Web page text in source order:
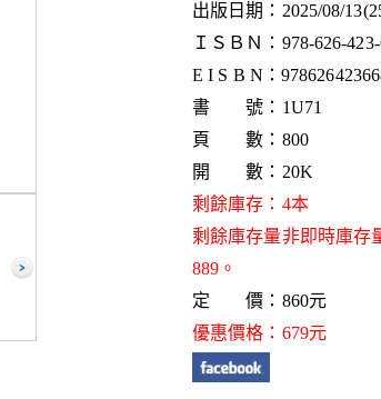
出版日期：2025/08/
ＩＳＢＮ：978-626-
E I S B N：
書 號：1U71
頁 數：800
開 數：20K
剩餘庫存：4本
剩餘庫存量非即時庫存
889。
定 價：860元
優惠價格：679元